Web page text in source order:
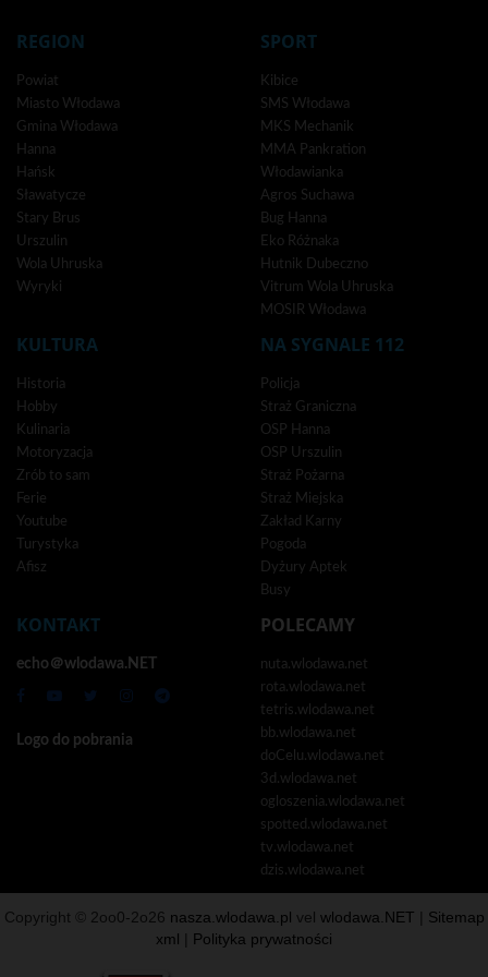
REGION
Powiat
Miasto Włodawa
Gmina Włodawa
Hanna
Hańsk
Sławatycze
Stary Brus
Urszulin
Wola Uhruska
Wyryki
SPORT
Kibice
SMS Włodawa
MKS Mechanik
MMA Pankration
Włodawianka
Agros Suchawa
Bug Hanna
Eko Różnaka
Hutnik Dubeczno
Vitrum Wola Uhruska
MOSIR Włodawa
KULTURA
Historia
Hobby
Kulinaria
Motoryzacja
Zrób to sam
Ferie
Youtube
Turystyka
Afisz
NA SYGNALE 112
Policja
Straż Graniczna
OSP Hanna
OSP Urszulin
Straż Pożarna
Straż Miejska
Zakład Karny
Pogoda
Dyżury Aptek
Busy
KONTAKT
echo＠wlodawa.NET
Logo do pobrania
POLECAMY
nuta.wlodawa.net
rota.wlodawa.net
tetris.wlodawa.net
bb.wlodawa.net
doCelu.wlodawa.net
3d.wlodawa.net
ogloszenia.wlodawa.net
spotted.wlodawa.net
tv.wlodawa.net
dzis.wlodawa.net
Copyright © 2oo0-2o26 nasza.wlodawa.pl vel wlodawa.NET
Sitemap
xml
Polityka prywatności